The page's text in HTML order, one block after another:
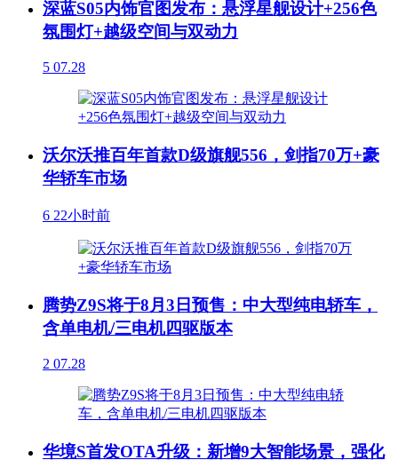
深蓝S05内饰官图发布：悬浮星舰设计+256色
氛围灯+越级空间与双动力
5 07.28
沃尔沃推百年首款D级旗舰556，剑指70万+豪
华轿车市场
6 22小时前
腾势Z9S将于8月3日预售：中大型纯电轿车，
含单电机/三电机四驱版本
2 07.28
华境S首发OTA升级：新增9大智能场景，强化